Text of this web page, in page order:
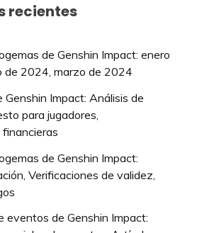
recientes
de Genshin Impact: enero
de 2024, marzo de 2024
Genshin Impact: Análisis de
para jugadores,
de Genshin Impact:
Verificaciones de validez,
eventos de Genshin Impact: